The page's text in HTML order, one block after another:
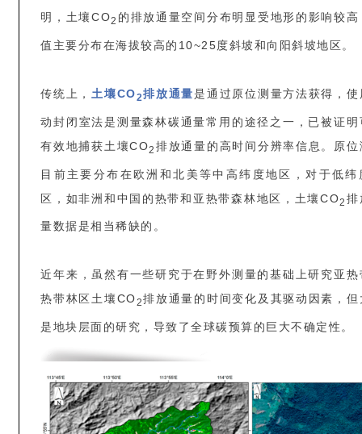
明，土壤CO2 的排放通量空间分布明显受地形的影响较高
值主要分布在海拔较高的10~25度斜坡和向阳斜坡地区。
传统上， 土壤CO2排放通量是通过原位测量方法获得，使
动封闭室法是测量森林碳通量常用的途径之一，已被证明
有效地捕获土壤CO2 排放通量的高时间分辨率信息。原位
目前主要分布在欧洲和北美等中高纬度地区，对于低纬
区，如非洲和中国的热带和亚热带森林地区，土壤CO2 排
量数据是相当稀缺的。
近年来，虽然有一些研究于在野外测量的基础上研究亚热
热带林区土壤CO2排放通量的时间变化及其驱动因素，但
是地块层面的研究，导致了全球碳预算的巨大不确定性。